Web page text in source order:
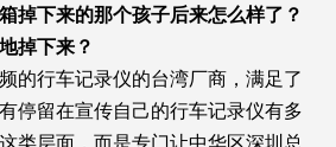
掉下来的那个孩子后来怎么样了？
掉下来？
的行车记录仪的台湾厂商，满足了
停留在宣传自己的行车记录仪有多